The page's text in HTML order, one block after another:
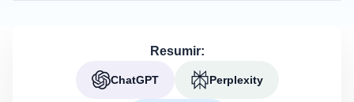
Resumir:
ChatGPT Perplexity